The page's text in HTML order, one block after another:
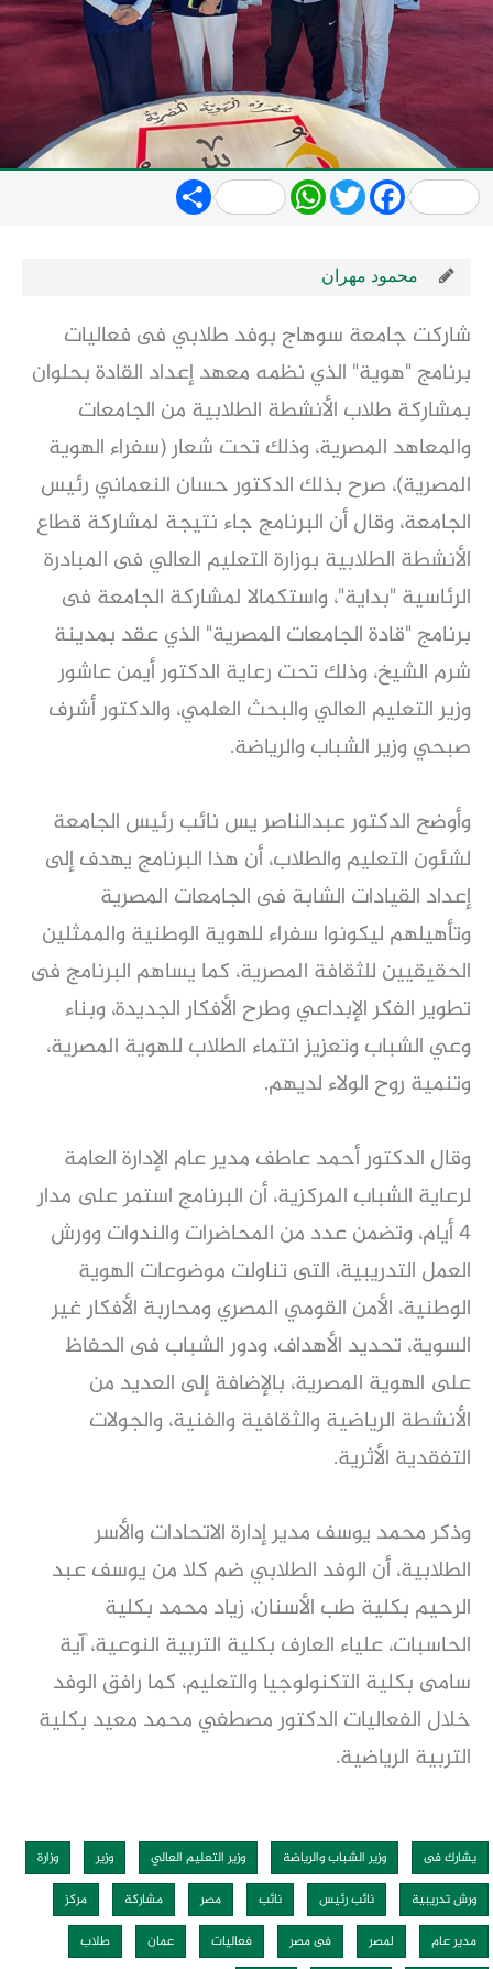
Share WhatsApp
TwitterFacebook
محمود مهران
شاركت جامعة سوهاج بوفد طلابي فى فعاليات
برنامج "هوية" الذي نظمه معهد إعداد القادة بحلوان
بمشاركة طلاب الأنشطة الطلابية من الجامعات
والمعاهد المصرية، وذلك تحت شعار (سفراء الهوية
المصرية)، صرح بذلك الدكتور حسان النعماني رئيس
الجامعة، وقال أن البرنامج جاء نتيجة لمشاركة قطاع
الأنشطة الطلابية بوزارة التعليم العالي فى المبادرة
الرئاسية "بداية"، واستكمالا لمشاركة الجامعة فى
برنامج "قادة الجامعات المصرية" الذي عقد بمدينة
شرم الشيخ، وذلك تحت رعاية الدكتور أيمن عاشور
وزير التعليم العالي والبحث العلمي، والدكتور أشرف
صبحي وزير الشباب والرياضة.
وأوضح الدكتور عبدالناصر يس نائب رئيس الجامعة
لشئون التعليم والطلاب، أن هذا البرنامج يهدف إلى
إعداد القيادات الشابة فى الجامعات المصرية
وتأهيلهم ليكونوا سفراء للهوية الوطنية والممثلين
الحقيقيين للثقافة المصرية، كما يساهم البرنامج فى
تطوير الفكر الإبداعي وطرح الأفكار الجديدة، وبناء
وعي الشباب وتعزيز انتماء الطلاب للهوية المصرية،
وتنمية روح الولاء لديهم.
وقال الدكتور أحمد عاطف مدير عام الإدارة العامة
لرعاية الشباب المركزية، أن البرنامج استمر على مدار
4 أيام، وتضمن عدد من المحاضرات والندوات وورش
العمل التدريبية، التى تناولت موضوعات الهوية
الوطنية، الأمن القومي المصري ومحاربة الأفكار غير
السوية، تحديد الأهداف، ودور الشباب فى الحفاظ
على الهوية المصرية، بالإضافة إلى العديد من
الأنشطة الرياضية والثقافية والفنية، والجولات
التفقدية الأثرية.
وذكر محمد يوسف مدير إدارة الاتحادات والأسر
الطلابية، أن الوفد الطلابي ضم كلا من يوسف عبد
الرحيم بكلية طب الأسنان، زياد محمد بكلية
الحاسبات، علياء العارف بكلية التربية النوعية، آية
سامى بكلية التكنولوجيا والتعليم، كما رافق الوفد
خلال الفعاليات الدكتور مصطفي محمد معيد بكلية
التربية الرياضية.
يشارك فى وزير الشباب والرياضة وزير التعليم العالي وزير
وزارة
ورش تدريبية
نائب رئيس نائب مصر مشاركة
مركز
مدير عام
لمصر فى مصر فعاليات عمان طلاب